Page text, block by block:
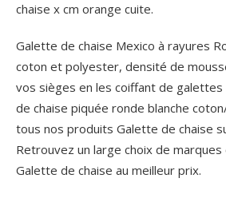
chaise x cm orange cuite.
Galette de chaise Mexico à rayures
coton et polyester, densité de
vos sièges en les coiffant de galettes
de chaise piquée ronde blanche
tous nos produits Galette de chaise
Retrouvez un large choix de
Galette de chaise au meilleur prix.